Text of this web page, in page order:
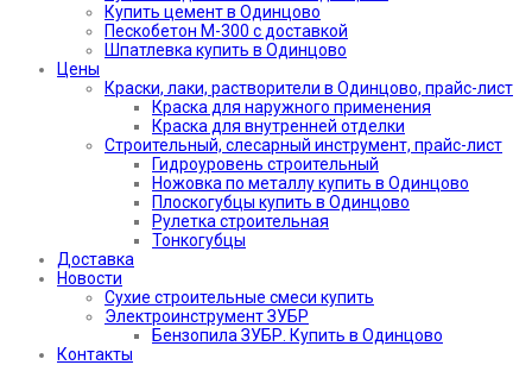
Купить цемент в Одинцово
Пескобетон М-300 с доставкой
Шпатлевка купить в Одинцово
Цены
Краски, лаки, растворители в Одинцово, прайс-лист
Краска для наружного применения
Краска для внутренней отделки
Строительный, слесарный инструмент, прайс-лист
Гидроуровень строительный
Ножовка по металлу купить в Одинцово
Плоскогубцы купить в Одинцово
Рулетка строительная
Тонкогубцы
Доставка
Новости
Сухие строительные смеси купить
Электроинструмент ЗУБР
Бензопила ЗУБР. Купить в Одинцово
Контакты